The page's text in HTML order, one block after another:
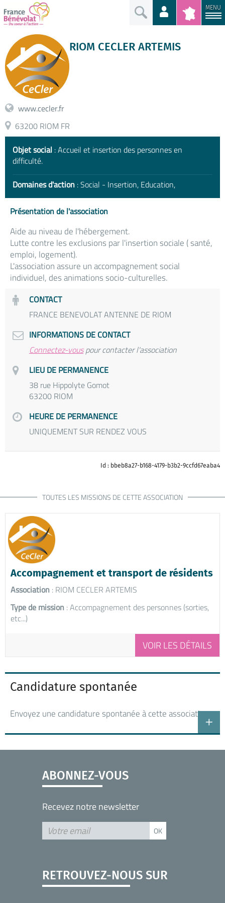
MENU
RIOM CECLER ARTEMIS
www.cecler.fr
63200 RIOM FR
Objet social : Accueil et insertion des personnes en
difficulté.
Domaines d'action : Social - Insertion, Education,
Présentation de l'association
Aide au niveau de l'hébergement.
Lutte contre les exclusions par l'insertion sociale ( santé,
emploi, logement).
L'association assure un accompagnement social
individuel, des animations socio-culturelles.
CONTACT
FRANCE BENEVOLAT ANTENNE DE RIOM
INFORMATIONS DE CONTACT
Connectez-vouspour contacter l'association
LIEU DE PERMANENCE
38 rue Hippolyte Gomot
63200 RIOM
HEURE DE PERMANENCE
UNIQUEMENT SUR RENDEZ VOUS
Id : bbeb8a27-b168-4179-b3b2-9ccfd67eaba4
TOUTES LES MISSIONS DE CETTE ASSOCIATION
Accompagnement et transport de résidents
Association : RIOM CECLER ARTEMIS
Type de mission : Accompagnement des personnes (sorties,
etc...)
VOIR LES DÉTAILS
Candidature spontanée
Envoyez une candidature spontanée à cette association
ABONNEZ-VOUS
Recevez notre newsletter
RETROUVEZ-NOUS SUR